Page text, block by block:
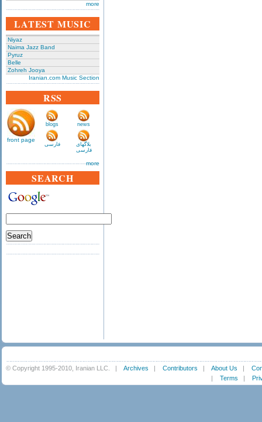
more
LATEST MUSIC
Niyaz
Naima Jazz Band
Pyruz
Belle
Zohreh Jooya
Iranian.com Music Section
RSS
front page
blogs news
فارسی
بلاگهای
فارسی
more
SEARCH
© Copyright 1995-2010, Iranian LLC. | Archives | Contributors | About Us |
| Terms |